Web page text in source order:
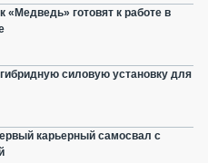
«Медведь» готовят к работе в
силовую установку для
карьерный самосвал с